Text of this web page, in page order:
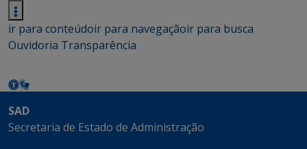
ir para conteúdoir para navegaçãoir para busca
Ouvidoria Transparência
SAD
Secretaria de Estado de Administração